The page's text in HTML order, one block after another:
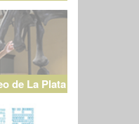
de La Plata